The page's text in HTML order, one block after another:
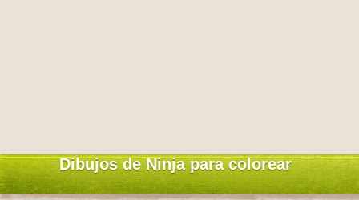
Dibujos de Ninja para colorear